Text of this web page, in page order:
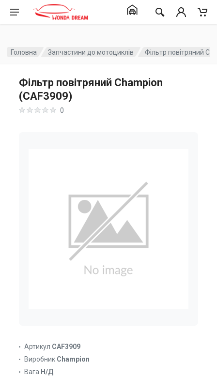
Головна Запчастини до мотоциклів Фільтр повітряний
Фільтр повітряний Champion
(CAF3909)
0
Артикул CAF3909
Виробник Champion
Вага Н/Д